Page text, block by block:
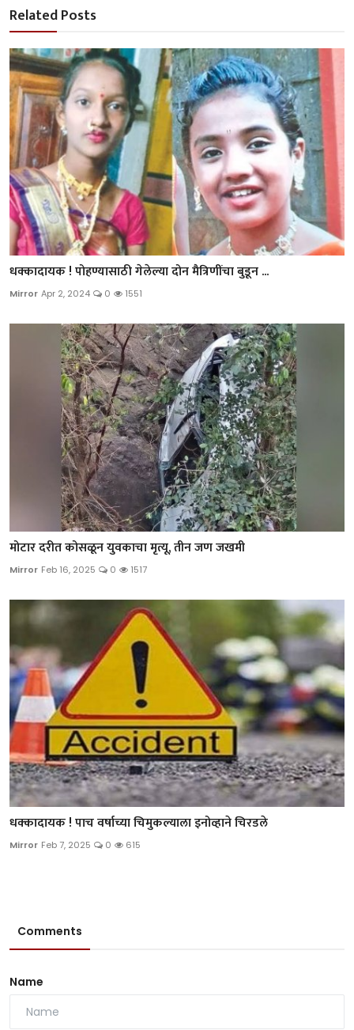
Related Posts
धक्कादायक ! पोहण्यासाठी गेलेल्या दोन मैत्रिणींचा बुडून ...
Mirror Apr 2, 2024 0 1551
मोटार दरीत कोसळून युवकाचा मृत्यू, तीन जण जखमी
Mirror Feb 16, 2025 0 1517
धक्कादायक ! पाच वर्षाच्या चिमुकल्याला इनोव्हाने चिरडले
Mirror Feb 7, 2025 0 615
Comments
Name